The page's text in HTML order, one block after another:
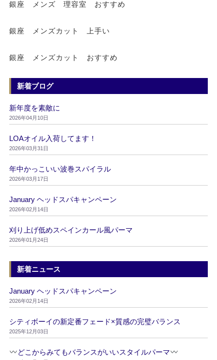
銀座 メンズ 理容室 おすすめ
銀座 メンズカット 上手い
銀座 メンズカット おすすめ
新着ブログ
新年度を素敵に
2026年04月10日
LOAオイル入荷してます！
2026年03月31日
年中かっこいい波巻スパイラル
2026年03月17日
January ヘッドスパキャンペーン
2026年02月14日
刈り上げ低めスペインカール風パーマ
2026年01月24日
新着ニュース
January ヘッドスパキャンペーン
2026年02月14日
シティボーイの新定番フェード×質感の完璧バランス
2025年12月03日
どこからみてもバランスがいいスタイルパーマ